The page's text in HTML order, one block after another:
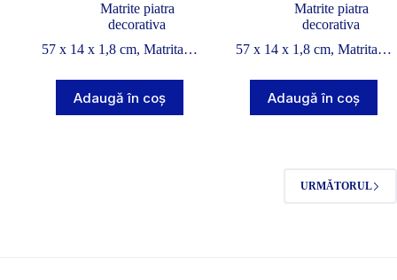
Matrite piatra
decorativa
57 x 14 x 1,8 cm, Matrita…
Adaugă în coș
Matrite piatra
decorativa
57 x 14 x 1,8 cm, Matrita…
Adaugă în coș
URMĂTORUL